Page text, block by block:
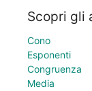
Scopri gli
Cono
Esponenti
Congruenza
Media